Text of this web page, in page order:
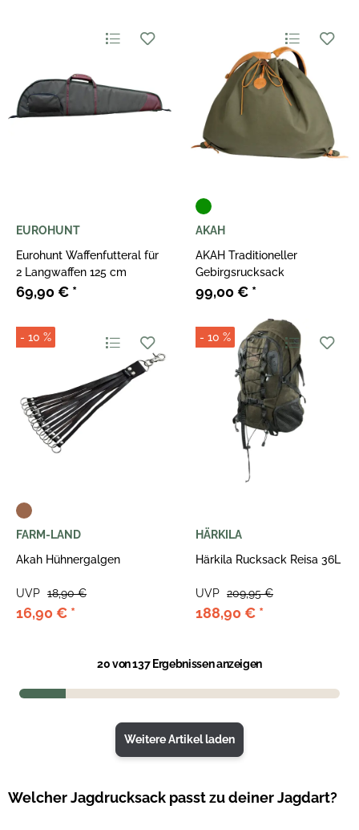
EUROHUNT
Eurohunt Waffenfutteral für
2 Langwaffen 125 cm
69,90 € *
AKAH
AKAH Traditioneller
Gebirgsrucksack
99,00 € *
- 10 %
FARM-LAND
Akah Hühnergalgen
16,90 € *
UVP 18,90 €
- 10 %
HÄRKILA
Härkila Rucksack Reisa 36L
188,90 € *
UVP 209,95 €
20von 137 Ergebnissen anzeigen
Weitere Artikel laden
Welcher Jagdrucksack passt zu deiner Jagdart?